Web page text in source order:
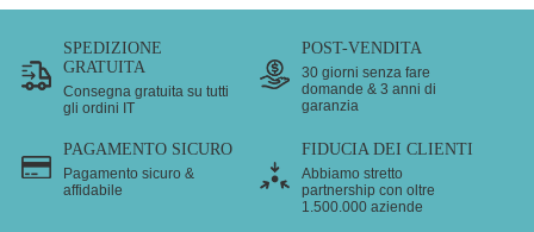
SPEDIZIONE
GRATUITA
Consegna gratuita su tutti
gli ordini IT
POST-VENDITA
30 giorni senza fare
domande & 3 anni di
garanzia
PAGAMENTO SICURO
Pagamento sicuro &
affidabile
FIDUCIA DEI CLIENTI
Abbiamo stretto
partnership con oltre
1.500.000 aziende